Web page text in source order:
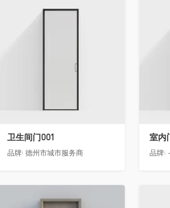
卫生间门001
品牌: 德州市城市服务商
室内
品牌:
收藏